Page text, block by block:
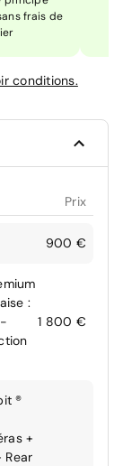
frais de
conditions.
Prix
900 €
:
1 800 €
®
+